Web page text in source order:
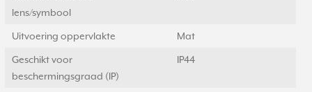
lens/symbool
Uitvoering oppervlakte Mat
Geschikt voor
beschermingsgraad (IP)
IP44